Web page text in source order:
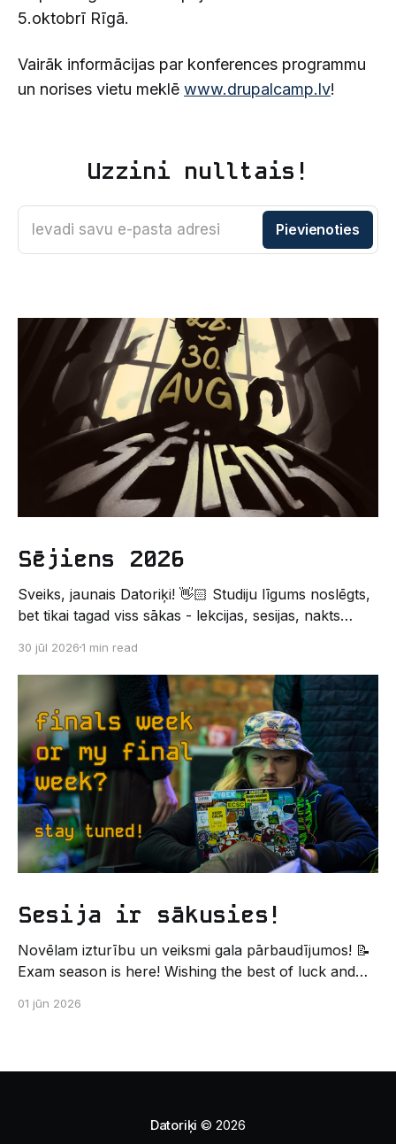
5.oktobrī Rīgā.
Vairāk informācijas par konferences programmu
un norises vietu meklē www.drupalcamp.lv!
Uzzini nulltais!
Ievadi savu e-pasta adresi Pievienoties
Sējiens 2026
Sveiks, jaunais Datoriķi! 👋🏻 Studiju līgums noslēgts,
bet tikai tagad viss sākas - lekcijas, sesijas, nakts
Un kas gan būtu labāks veids, kā iepazīt savu jauno
dzīvi LU EZTF datoriķu vidē, par došanos uz
leģendāro “Sējienu”? 🐱 Šī pirmsaristoteļa nometne
palīdzēs tev iegūt pirmos draugus, ieskatu studenta
30 jūl 20261 min read
Sesija ir sākusies!
Novēlam izturību un veiksmi gala pārbaudījumos! 📝
Exam season is here! Wishing the best of luck and
pašpārvaldes komunikācijas virziens
01 jūn 2026
Datoriķi © 2026